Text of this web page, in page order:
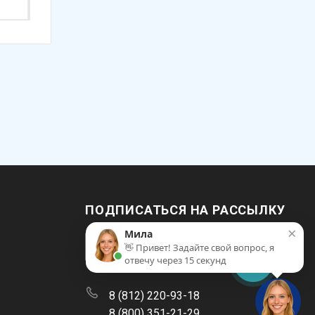
ПОДПИСАТЬСЯ НА РАССЫЛКУ
8 (812) 220-93-18
×
Мила
👋 Привет! Задайте свой вопрос, я
отвечу через 15 секунд